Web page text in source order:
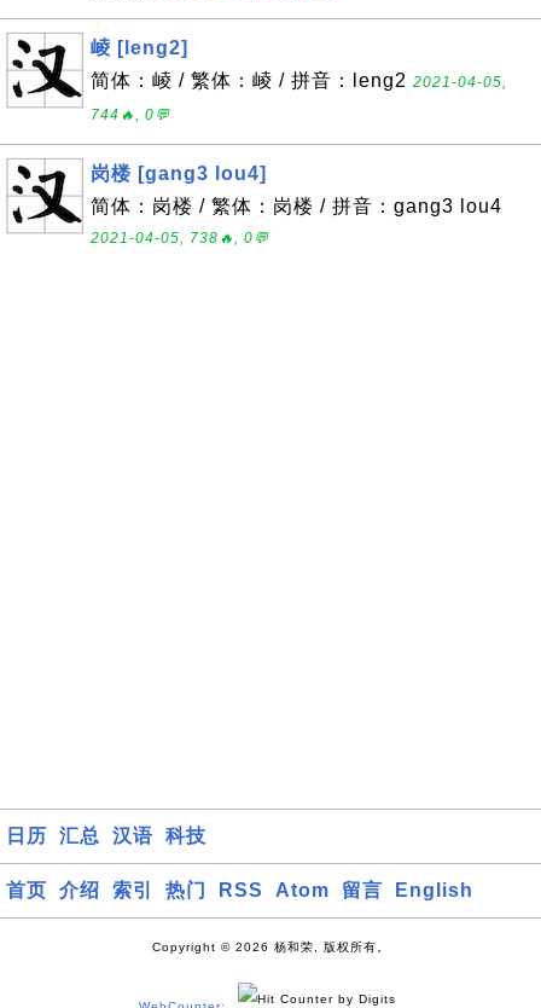
崚 [leng2]
简体：崚 / 繁体：崚 / 拼音：leng2 2021-04-05,
744🔥, 0💬
岗楼 [gang3 lou4]
简体：岗楼 / 繁体：岗楼 / 拼音：gang3 lou4
2021-04-05, 738🔥, 0💬
日历 汇总 汉语 科技
首页 介绍 索引 热门 RSS Atom 留言 English
Copyright © 2026 杨和荣, 版权所有。